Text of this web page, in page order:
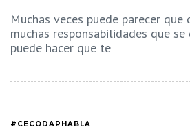
Muchas veces puede parecer
muchas responsabilidades que
puede hacer que te
#CECODAPHABLA